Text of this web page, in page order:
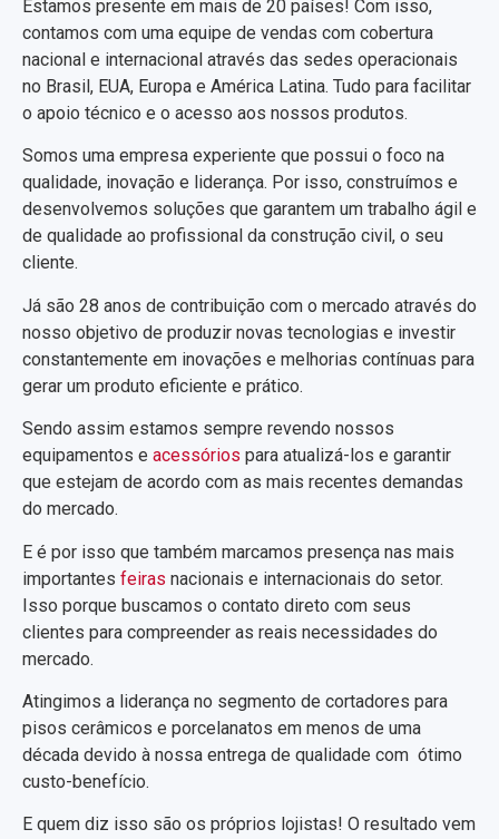
Estamos presente em mais de 20 países! Com isso,
contamos com uma equipe de vendas com cobertura
nacional e internacional através das sedes operacionais
no Brasil, EUA, Europa e América Latina. Tudo para facilitar
o apoio técnico e o acesso aos nossos produtos.
Somos uma empresa experiente que possui o foco na
qualidade, inovação e liderança. Por isso, construímos e
desenvolvemos soluções que garantem um trabalho ágil e
de qualidade ao profissional da construção civil, o seu
cliente.
Já são 28 anos de contribuição com o mercado através do
nosso objetivo de produzir novas tecnologias e investir
constantemente em inovações e melhorias contínuas para
gerar um produto eficiente e prático.
Sendo assim estamos sempre revendo nossos
equipamentos e acessórios para atualizá-los e garantir
que estejam de acordo com as mais recentes demandas
do mercado.
E é por isso que também marcamos presença nas mais
importantes feiras nacionais e internacionais do setor.
Isso porque buscamos o contato direto com seus
clientes para compreender as reais necessidades do
mercado.
Atingimos a liderança no segmento de cortadores para
pisos cerâmicos e porcelanatos em menos de uma
década devido à nossa entrega de qualidade com ótimo
custo-benefício.
E quem diz isso são os próprios lojistas! O resultado vem